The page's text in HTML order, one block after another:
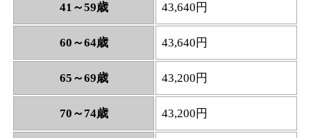
41～59歳 43,640円
60～64歳 43,640円
65～69歳 43,200円
70～74歳 43,200円